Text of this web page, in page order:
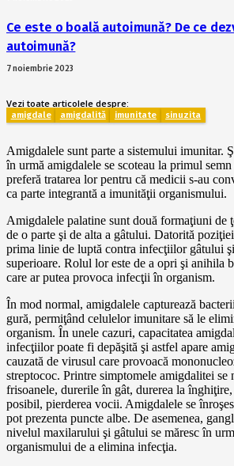
Ce este o boală autoimună? De ce
autoimună?
7 noiembrie 2023
Vezi toate articolele despre:
amigdale amigdalită imunitate sinuzita
Amigdalele sunt parte a sistemului imunitar.
în urmă amigdalele se scoteau la primul
preferă tratarea lor pentru că medicii s-au
ca parte integrantă a imunităţii organismului.
Amigdalele palatine sunt două formaţiuni de
de o parte şi de alta a gâtului. Datorită
prima linie de luptă contra infecţiilor gâtului
superioare. Rolul lor este de a opri şi anihila
care ar putea provoca infecţii în organism.
În mod normal, amigdalele capturează
gură, permiţând celulelor imunitare să le
organism. În unele cazuri, capacitatea
infecţiilor poate fi depăşită şi astfel apare
cauzată de virusul care provoacă
streptococ. Printre simptomele amigdalitei se
frisoanele, durerile în gât, durerea la
posibil, pierderea vocii. Amigdalele se
pot prezenta puncte albe. De asemenea,
nivelul maxilarului şi gâtului se măresc în
organismului de a elimina infecţia.